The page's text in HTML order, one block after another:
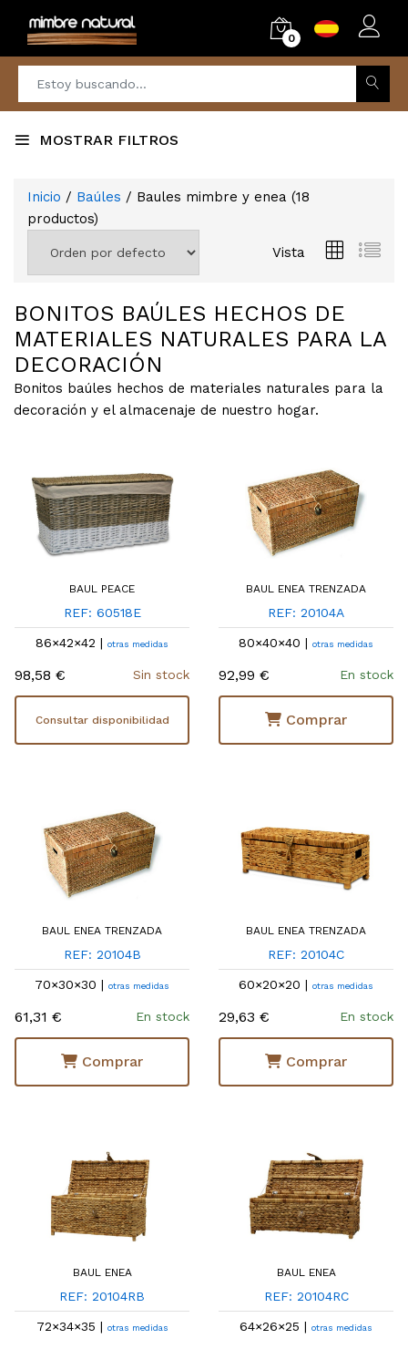
0
MOSTRAR FILTROS
Inicio / Baúles / Baules mimbre y enea (18
productos)
Vista
BONITOS BAÚLES HECHOS DE
MATERIALES NATURALES PARA LA
DECORACIÓN
Bonitos baúles hechos de materiales naturales para la
decoración y el almacenaje de nuestro hogar.
BAUL PEACE
REF: 60518E
86×42×42 | otras medidas
98,58 € Sin stock
Consultar disponibilidad
BAUL ENEA TRENZADA
REF: 20104A
80×40×40 | otras medidas
92,99 € En stock
Comprar
BAUL ENEA TRENZADA
REF: 20104B
70×30×30 | otras medidas
61,31 € En stock
Comprar
BAUL ENEA TRENZADA
REF: 20104C
60×20×20 | otras medidas
29,63 € En stock
Comprar
BAUL ENEA
REF: 20104RB
72×34×35 | otras medidas
BAUL ENEA
REF: 20104RC
64×26×25 | otras medidas